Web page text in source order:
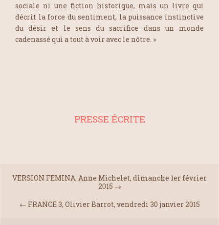
sociale ni une fiction historique, mais un livre qui
décrit la force du sentiment, la puissance instinctive
du désir et le sens du sacrifice dans un monde
cadenassé qui a tout à voir avec le nôtre. »
PRESSE ÉCRITE
VERSION FEMINA, Anne Michelet, dimanche 1er février
2015 →
← FRANCE 3, Olivier Barrot, vendredi 30 janvier 2015